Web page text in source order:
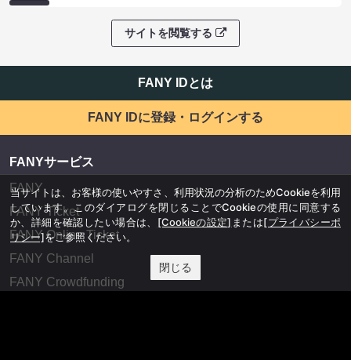
サイトを閲覧する
FANY IDとは
FANY IDに登録・ログインする
FANYサービス
FANY
FANY Ticket
FANY Online Ticket
FANY Channel
FANY Crowdfunding
当サイトは、お客様の使いやすさ、利用状況の分析のためCookieを利用
しています。このダイアログを閉じることでCookieの使用に同意する
か、詳細を確認したい場合は、 [Cookieの設定] または[プライバシーポ
リシー]をご参照ください。
閉じる